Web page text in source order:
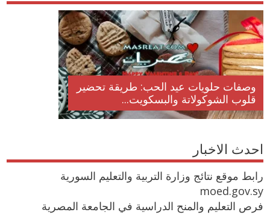
وصفات حلويات عيد الحب: طريقة تحضير
قلوب الشوكولاتة والبسكويت...
احدث الاخبار
رابط موقع نتائج وزارة التربية والتعليم السورية
moed.gov.sy
فرص التعليم والمنح الدراسية في الجامعة المصرية